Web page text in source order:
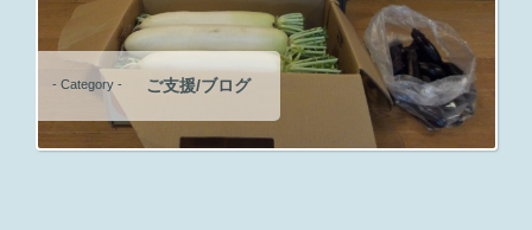
- Category - ご支援/ブログ